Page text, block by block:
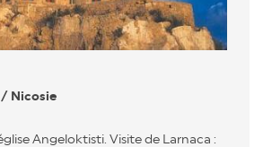
Nicosie
Angeloktisti. Visite de Larnaca :